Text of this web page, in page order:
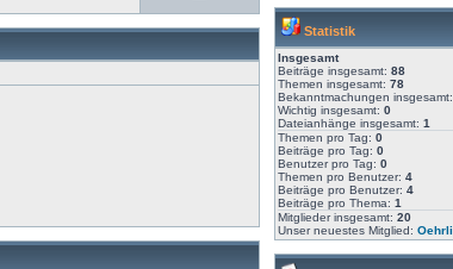
Statistik
Insgesamt
Beiträge insgesamt: 88
Themen insgesamt: 78
Bekanntmachungen insgesamt:
Wichtig insgesamt: 0
Dateianhänge insgesamt: 1
Themen pro Tag: 0
Beiträge pro Tag: 0
Benutzer pro Tag: 0
Themen pro Benutzer: 4
Beiträge pro Benutzer: 4
Beiträge pro Thema: 1
Mitglieder insgesamt: 20
Unser neuestes Mitglied: Oehrli